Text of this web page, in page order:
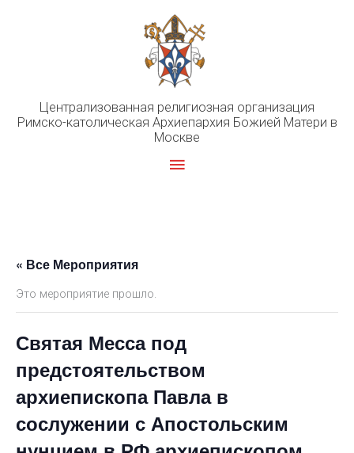
Централизованная религиозная организация
Римско-католическая Архиепархия Божией Матери в
Москве
Главное
« Все Мероприятия
Это мероприятие прошло.
Святая Месса под
предстоятельством
архиепископа Павла в
сослужении с Апостольским